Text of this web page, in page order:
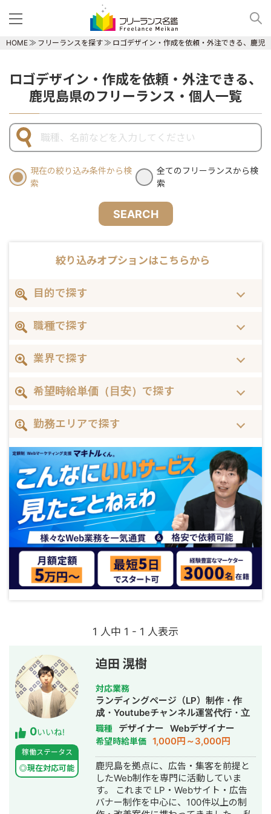
HOME フリーランスを探す ロゴデザイン・作成を依頼・外注できる、鹿児
ロゴデザイン・作成を依頼・外注できる、
鹿児島県のフリーランス・個人一覧
現在の絞り込み条件から検
索
全てのフリーランスから検
索
SEARCH
絞り込みオプションはこちらから
目的で探す
職種で探す
業界で探す
希望時給単価（目安）で探す
勤務エリアで探す
1 人中 1 - 1 人表示
0いいね!
稼働ステータス
◎現在対応可能
迫田 滉樹
対応業務
ランディングページ（LP）制作・作
成・Youtubeチャンネル運営代行・立
ち上げ・ECサイト構築・ネットショッ
プ作成代行・SEO対策・新規事業立
上・SNS運用代行・ホームページ制
作・作成・バナー制作・デザイン・ロ
ゴデザイン・作成・イラスト制作・リ
スティング広告運用代行・オウンドメ
ディア制作・構築・運用代行・動画制
作・動画編集・AI活用
職種 デザイナー Webデザイナー
希望時給単価 1,000円～3,000円
鹿児島を拠点に、広告・集客を前提と
したWeb制作を専門に活動していま
す。 これまで LP・Webサイト・広告
バナー制作を中心に、100件以上の制